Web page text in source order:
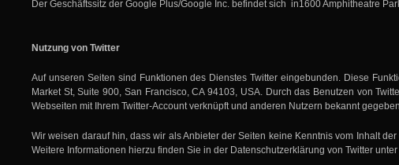
Der Geschäftssitz der Google Plus/Google Inc. befindet sich in1600 Amphitheatre
Nutzung von Twitter
Auf unseren Seiten sind Funktionen des Dienstes Twitter eingebunden. Diese
Market St, Suite 900, San Francisco, CA 94103, USA. Durch das Benutzen von
Webseiten mit Ihrem Twitter-Account verknüpft und anderen Nutzern bekannt
Wir weisen darauf hin, dass wir als Anbieter der Seiten keine Kenntnis vom Inhalt
Weitere Informationen hierzu finden Sie in der Datenschutzerklärung von Twitter unter